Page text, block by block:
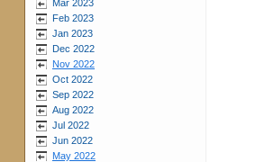
Mar 2023
Feb 2023
Jan 2023
Dec 2022
Nov 2022
Oct 2022
Sep 2022
Aug 2022
Jul 2022
Jun 2022
May 2022